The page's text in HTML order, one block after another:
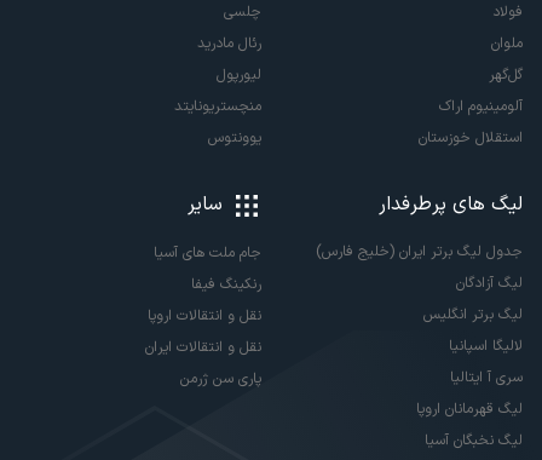
فولاد
ملوان
گل‌گهر
آلومینیوم اراک
استقلال خوزستان
چلسی
رئال مادرید
لیورپول
منچستریونایتد
یوونتوس
لیگ های پرطرفدار
جدول لیگ برتر ایران (خلیج فارس)
لیگ آزادگان
لیگ برتر انگلیس
لالیگا اسپانیا
سری آ ایتالیا
لیگ قهرمانان اروپا
لیگ نخبگان آسیا
سایر
جام ملت های آسیا
رنکینگ فیفا
نقل و انتقالات اروپا
نقل و انتقالات ایران
پاری سن ژرمن